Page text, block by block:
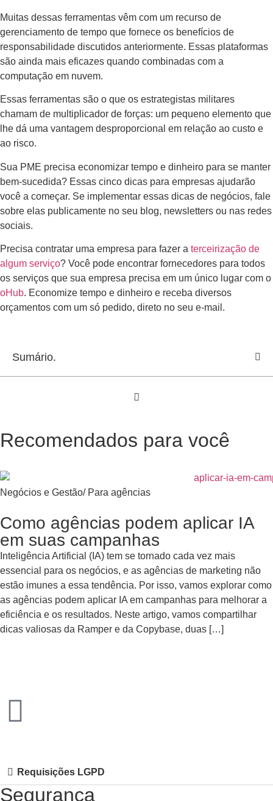
Muitas dessas ferramentas vêm com um recurso de
gerenciamento de tempo que fornece os benefícios de
responsabilidade discutidos anteriormente. Essas plataformas
são ainda mais eficazes quando combinadas com a
computação em nuvem.
Essas ferramentas são o que os estrategistas militares
chamam de multiplicador de forças: um pequeno elemento que
lhe dá uma vantagem desproporcional em relação ao custo e
ao risco.
Sua PME precisa economizar tempo e dinheiro para se manter
bem-sucedida? Essas cinco dicas para empresas ajudarão
você a começar. Se implementar essas dicas de negócios, fale
sobre elas publicamente no seu blog, newsletters ou nas redes
sociais.
Precisa contratar uma empresa para fazer a terceirização de
algum serviço? Você pode encontrar fornecedores para todos
os serviços que sua empresa precisa em um único lugar com o
oHub. Economize tempo e dinheiro e receba diversos
orçamentos com um só pedido, direto no seu e-mail.
Sumário.
Recomendados para você
Negócios e Gestão/ Para agências
Como agências podem aplicar IA
em suas campanhas
Inteligência Artificial (IA) tem se tornado cada vez mais
essencial para os negócios, e as agências de marketing não
estão imunes a essa tendência. Por isso, vamos explorar como
as agências podem aplicar IA em campanhas para melhorar a
eficiência e os resultados. Neste artigo, vamos compartilhar
dicas valiosas da Ramper e da Copybase, duas […]
Requisições LGPD
Segurança